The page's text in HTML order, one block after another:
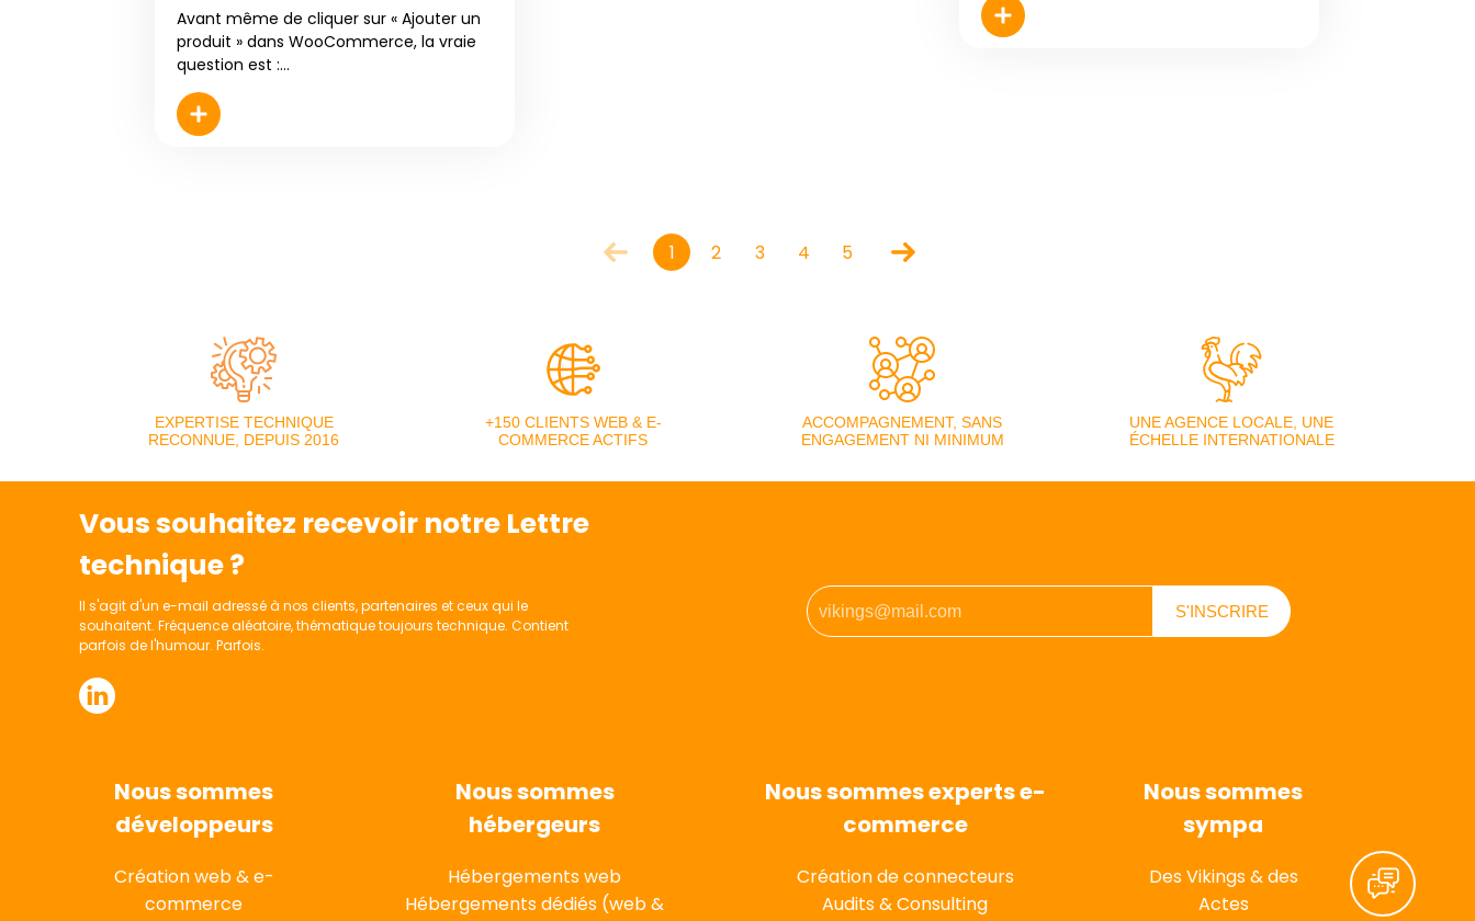
Avant même de cliquer sur « Ajouter un
produit » dans WooCommerce, la vraie
question est :...
1 2 3 4 5
EXPERTISE TECHNIQUE
RECONNUE, DEPUIS 2016
+150 CLIENTS WEB & E-
COMMERCE ACTIFS
ACCOMPAGNEMENT, SANS
ENGAGEMENT NI MINIMUM
UNE AGENCE LOCALE, UNE
ÉCHELLE INTERNATIONALE
Vous souhaitez recevoir notre Lettre
technique ?
Il s'agit d'un e-mail adressé à nos clients, partenaires et ceux qui le
souhaitent. Fréquence aléatoire, thématique toujours technique. Contient
parfois de l'humour. Parfois.
Nous sommes
développeurs
Création web & e-
commerce
Nous sommes
hébergeurs
Hébergements web
Hébergements dédiés (web &
Nous sommes experts e-
commerce
Création de connecteurs
Audits & Consulting
Nous sommes
sympa
Des Vikings & des
Actes